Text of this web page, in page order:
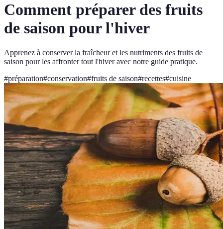
Comment préparer des fruits
de saison pour l'hiver
Apprenez à conserver la fraîcheur et les nutriments des fruits de
saison pour les affronter tout l'hiver avec notre guide pratique.
#préparation#conservation#fruits de saison#recettes#cuisine